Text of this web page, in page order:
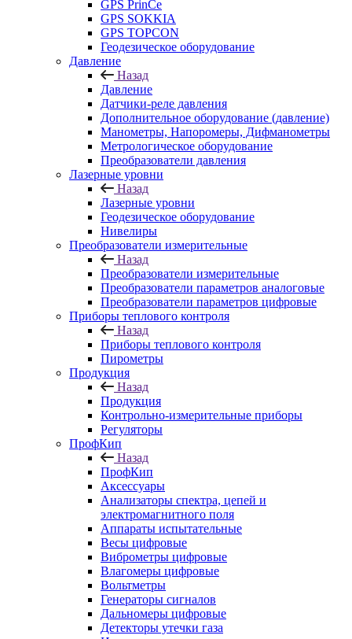
GPS PrinCe
GPS SOKKIA
GPS TOPCON
Геодезическое оборудование
Давление
Назад
Давление
Датчики-реле давления
Дополнительное оборудование (давление)
Манометры, Напоромеры, Дифманометры
Метрологическое оборудование
Преобразователи давления
Лазерные уровни
Назад
Лазерные уровни
Геодезическое оборудование
Нивелиры
Преобразователи измерительные
Назад
Преобразователи измерительные
Преобразователи параметров аналоговые
Преобразователи параметров цифровые
Приборы теплового контроля
Назад
Приборы теплового контроля
Пирометры
Продукция
Назад
Продукция
Контрольно-измерительные приборы
Регуляторы
ПрофКип
Назад
ПрофКип
Аксессуары
Анализаторы спектра, цепей и
электромагнитного поля
Аппараты испытательные
Весы цифровые
Виброметры цифровые
Влагомеры цифровые
Вольтметры
Генераторы сигналов
Дальномеры цифровые
Детекторы утечки газа